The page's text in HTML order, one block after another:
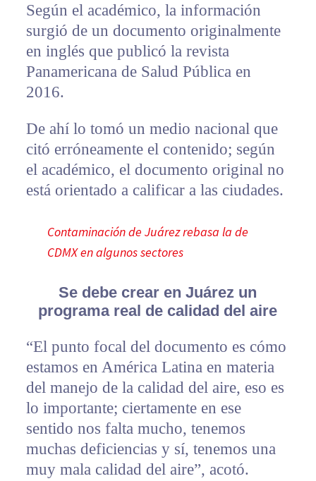
Según el académico, la información
surgió de un documento originalmente
en inglés que publicó la revista
Panamericana de Salud Pública en
2016.
De ahí lo tomó un medio nacional que
citó erróneamente el contenido; según
el académico, el documento original no
está orientado a calificar a las ciudades.
Contaminación de Juárez rebasa la de
CDMX en algunos sectores
Se debe crear en Juárez un
programa real de calidad del aire
“El punto focal del documento es cómo
estamos en América Latina en materia
del manejo de la calidad del aire, eso es
lo importante; ciertamente en ese
sentido nos falta mucho, tenemos
muchas deficiencias y sí, tenemos una
muy mala calidad del aire”, acotó.